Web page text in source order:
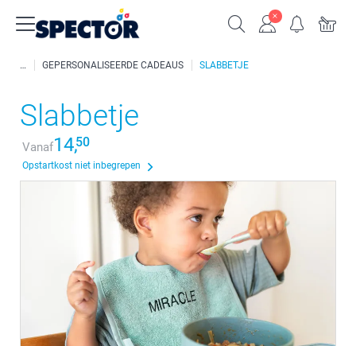
GEPERSONALISEERDE CADEAUS SLABBETJE
Slabbetje
Vanaf14,50
Opstartkost niet inbegrepen